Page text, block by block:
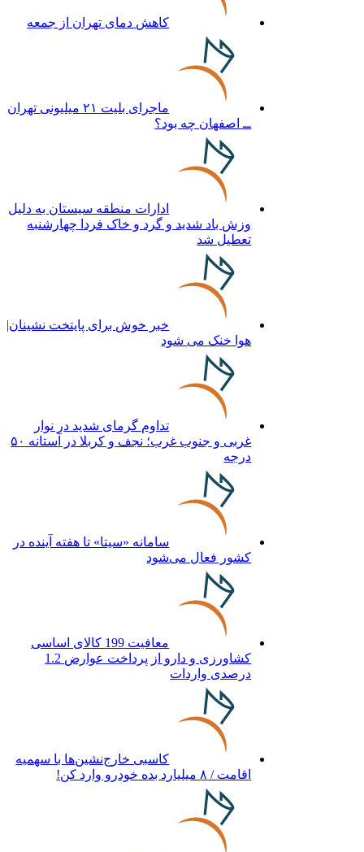
کاهش دمای تهران از جمعه
ماجرای بلیت ۲۱ میلیونی تهران
ــ اصفهان چه بود؟
ادارات منطقه سیستان به دلیل
وزش باد شدید و گرد و خاک فردا چهارشنبه
تعطیل شد
خبر خوش برای پایتخت نشینان|
هوا خنک می شود
تداوم گرمای شدید در نوار
غربی و جنوب غرب؛ نجف و کربلا در آستانه ۵۰
درجه
سامانه «سیتا» تا هفته آینده در
کشور فعال می‌شود
معافیت 199 کالای اساسی
کشاورزی و دارو از پرداخت عوارض 1.2
درصدی واردات
کاسبی خارج‌نشین‌ها با سهمیه
اقامت / ۸ میلیارد بده خودرو وارد کن!